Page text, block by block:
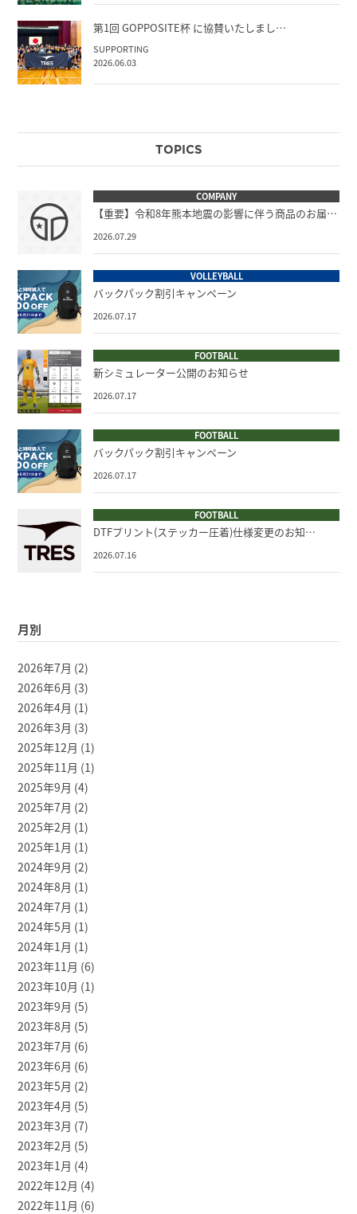
第1回 GOPPOSITE杯 に協賛いたしまし…
SUPPORTING
2026.06.03
TOPICS
COMPANY
【重要】令和8年熊本地震の影響に伴う商品のお届…
2026.07.29
VOLLEYBALL
バックパック割引キャンペーン
2026.07.17
FOOTBALL
新シミュレーター公開のお知らせ
2026.07.17
FOOTBALL
バックパック割引キャンペーン
2026.07.17
FOOTBALL
DTFプリント(ステッカー圧着)仕様変更のお知…
2026.07.16
月別
2026年7月 (2)
2026年6月 (3)
2026年4月 (1)
2026年3月 (3)
2025年12月 (1)
2025年11月 (1)
2025年9月 (4)
2025年7月 (2)
2025年2月 (1)
2025年1月 (1)
2024年9月 (2)
2024年8月 (1)
2024年7月 (1)
2024年5月 (1)
2024年1月 (1)
2023年11月 (6)
2023年10月 (1)
2023年9月 (5)
2023年8月 (5)
2023年7月 (6)
2023年6月 (6)
2023年5月 (2)
2023年4月 (5)
2023年3月 (7)
2023年2月 (5)
2023年1月 (4)
2022年12月 (4)
2022年11月 (6)